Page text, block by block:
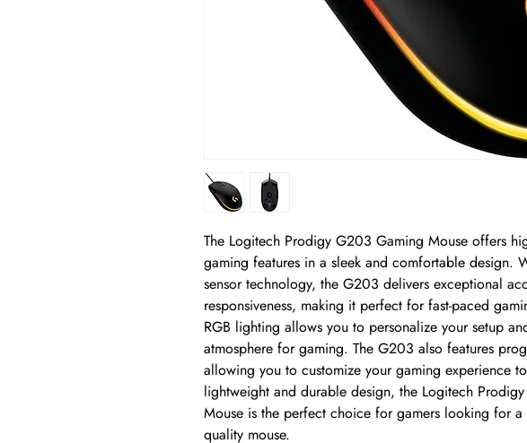
The Logitech Prodigy G203 Gaming Mouse offers
gaming features in a sleek and comfortable design.
sensor technology, the G203 delivers exceptional
responsiveness, making it perfect for fast-paced
RGB lighting allows you to personalize your setup
atmosphere for gaming. The G203 also features
allowing you to customize your gaming experience
lightweight and durable design, the Logitech
Mouse is the perfect choice for gamers looking for
quality mouse.